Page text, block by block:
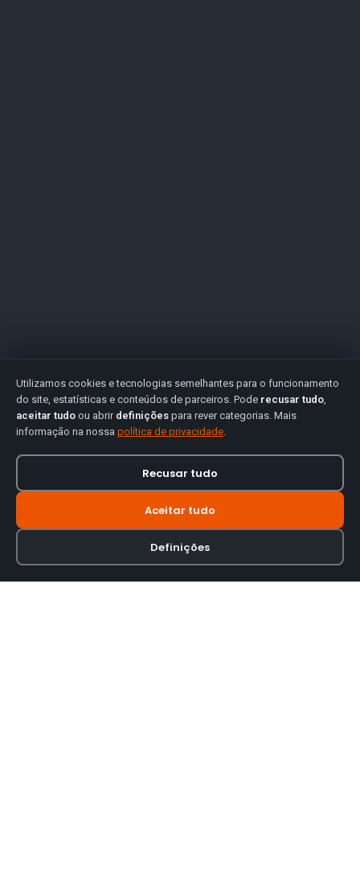
Utilizamos cookies e tecnologias semelhantes para o funcionamento
do site, estatísticas e conteúdos de parceiros. Pode recusar tudo,
aceitar tudo ou abrir definições para rever categorias. Mais
informação na nossa política de privacidade.
Recusar tudo
Aceitar tudo
Definições